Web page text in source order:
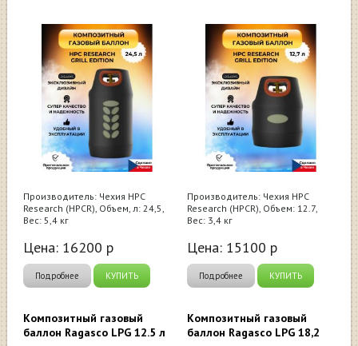
Производитель: Чехия HPC
Research (HPCR), Объем, л: 24,5,
Вес: 5,4 кг
Цена: 16200 р
Подробнее КУПИТЬ
Производитель: Чехия HPC
Research (HPCR), Объем: 12.7,
Вес: 3,4 кг
Цена: 15100 р
Подробнее КУПИТЬ
Композитный газовый
баллон Ragasco LPG 12.5 л
Композитный газовый
баллон Ragasco LPG 18,2